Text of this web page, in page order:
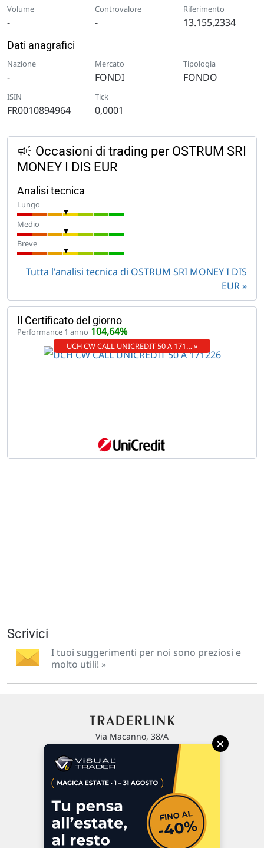
Volume
-
Controvalore
-
Riferimento
13.155,2334
Dati anagrafici
Nazione
-
Mercato
FONDI
Tipologia
FONDO
ISIN
FR0010894964
Tick
0,0001
Occasioni di trading per OSTRUM SRI
MONEY I DIS EUR
Analisi tecnica
Lungo
Medio
Breve
Tutta l'analisi tecnica di OSTRUM SRI MONEY I DIS
EUR
Il Certificato del giorno
Performance 1 anno 104,64%
UCH CW CALL UNICREDIT 50 A 171… »
Scrivici
I tuoi suggerimenti per noi sono preziosi e
molto utili! »
Via Macanno, 38/A
P.IVA 02 452 460 401
Commenti e segnalazioni
Contattaci
×